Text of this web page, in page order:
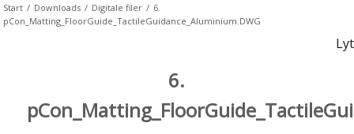
Start / Downloads / Digitale filer / 6.
pCon_Matting_FloorGuide_TactileGuidance_Aluminium.DWG
Lyt
6.